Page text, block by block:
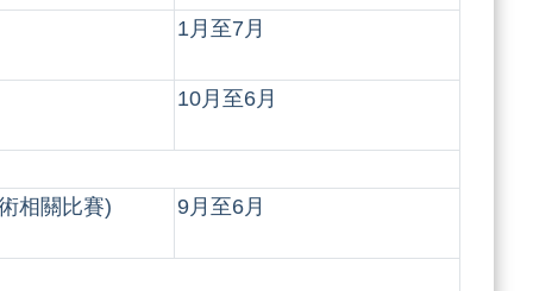
1月至7月
10月至6月
相關比賽) 9月至6月